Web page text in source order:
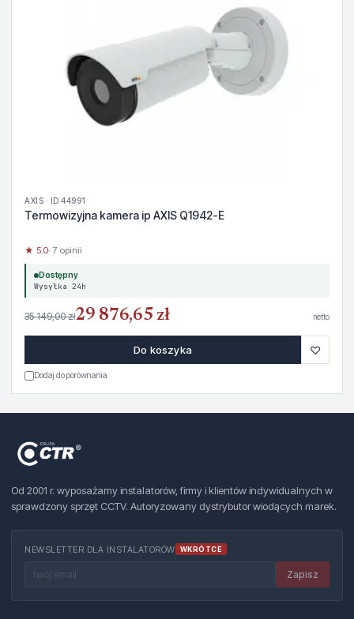
AXIS · ID 44991
Termowizyjna kamera ip AXIS Q1942-E
★ 5.0· 7 opinii
Dostępny
Wysyłka 24h
35 149,00 zł29 876,65 zł netto
Do koszyka ♡
Dodaj do porównania
Od 2001 r. wyposażamy instalatorów, firmy i klientów indywidualnych w
sprawdzony sprzęt CCTV. Autoryzowany dystrybutor wiodących marek.
NEWSLETTER DLA INSTALATORÓW WKRÓTCE
Zapisz